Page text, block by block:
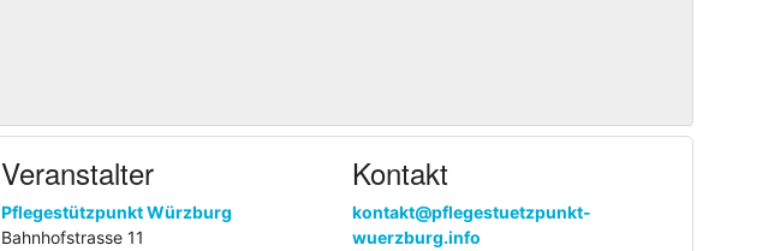
Veranstalter
Pflegestützpunkt Würzburg
Bahnhofstrasse 11
Kontakt
kontakt@pflegestuetzpunkt-
wuerzburg.info